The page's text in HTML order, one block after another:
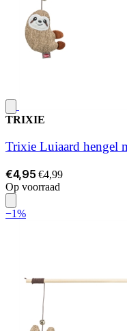
TRIXIE
Trixie Luiaard hengel
€4,95 €4,99
Op voorraad
−1%